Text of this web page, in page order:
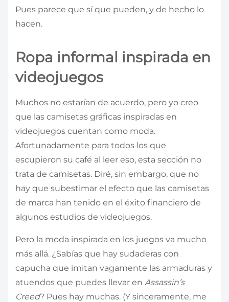
Pues parece que sí que pueden, y de hecho lo
hacen.
Ropa informal inspirada en
videojuegos
Muchos no estarían de acuerdo, pero yo creo
que las camisetas gráficas inspiradas en
videojuegos cuentan como moda.
Afortunadamente para todos los que
escupieron su café al leer eso, esta sección no
trata de camisetas. Diré, sin embargo, que no
hay que subestimar el efecto que las camisetas
de marca han tenido en el éxito financiero de
algunos estudios de videojuegos.
Pero la moda inspirada en los juegos va mucho
más allá. ¿Sabías que hay sudaderas con
capucha que imitan vagamente las armaduras y
atuendos que puedes llevar en Assassin’s
Creed? Pues hay muchas. (Y sinceramente, me